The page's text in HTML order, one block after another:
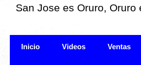
San Jose es Oruro, Oruro
Inicio Videos Ventas